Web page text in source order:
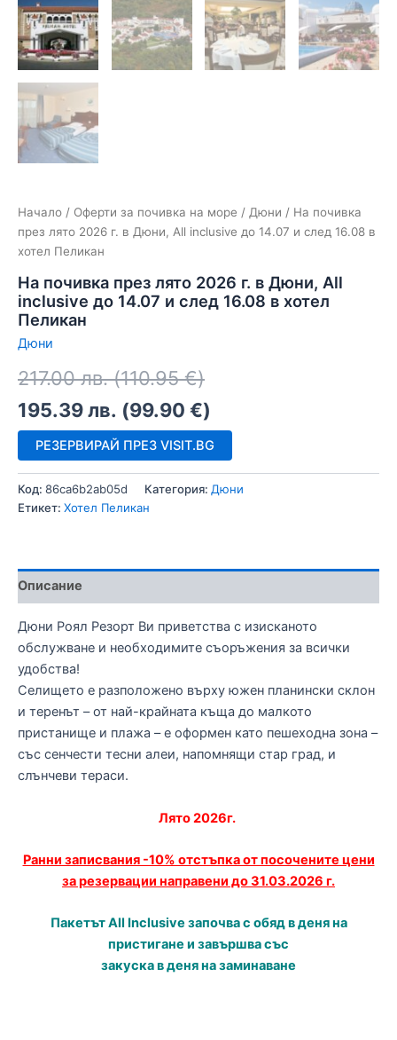
Начало / Оферти за почивка на море / Дюни / На почивка
през лято 2026 г. в Дюни, Аll inclusive до 14.07 и след 16.08 в
хотел Пеликан
На почивка през лято 2026 г. в Дюни, Аll
inclusive до 14.07 и след 16.08 в хотел
Пеликан
Дюни
217.00лв. (110.95€)
195.39лв. (99.90 €)
РЕЗЕРВИРАЙ ПРЕЗ VISIT.BG
Код: 86ca6b2ab05d Категория: Дюни
Етикет: Хотел Пеликан
Описание
Дюни Роял Резорт Ви приветства с изисканото
обслужване и необходимите съоръжения за всички
удобства!
Селището е разположено върху южен планински склон
и теренът – от най-крайната къща до малкото
пристанище и плажа – е оформен като пешеходна зона –
със сенчести тесни алеи, напомнящи стар град, и
слънчеви тераси.
Лято 2026г.
Ранни записвания -10% отстъпка от посочените цени
за резервации направени до 31.03.2026 г.
Пакетът All Inclusive започва с обяд в деня на
пристигане и завършва със
закуска в деня на заминаване